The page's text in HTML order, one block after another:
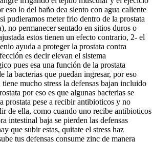
eso lo del baño dea siento con agua caliente
pudieramos meter frio dentro de la prostata
no permanecer sentado en sitios duros o
estos tienen un efecto contrario, 2- el
ayuda a proteger la prostata contra
es decir elevan el sistema
pues esa una función de la prostata
la bacterias que puedan ingresar, por eso
mucho stress la defensas bajan incluido
por eso es que algunas bacterias se
prostata pese a recibir antibioticos y no
de ella, como cuando uno recibe antibioticos
intestinal baja se pierden las defensas
que subir estas, quitate el stress haz
tus defensas consume zinc de manera